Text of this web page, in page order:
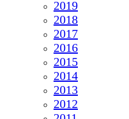
2019
2018
2017
2016
2015
2014
2013
2012